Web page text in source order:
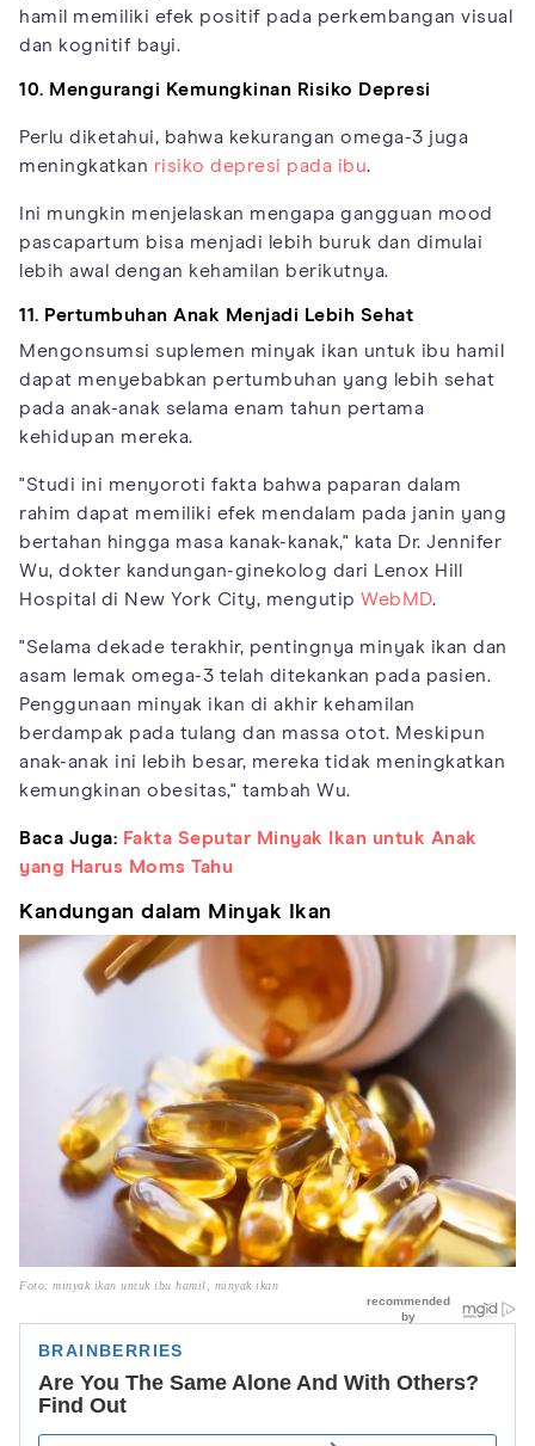
hamil memiliki efek positif pada perkembangan visual
dan kognitif bayi.
10. Mengurangi Kemungkinan Risiko Depresi
Perlu diketahui, bahwa kekurangan omega-3 juga
meningkatkan risiko depresi pada ibu.
Ini mungkin menjelaskan mengapa gangguan mood
pascapartum bisa menjadi lebih buruk dan dimulai
lebih awal dengan kehamilan berikutnya.
11. Pertumbuhan Anak Menjadi Lebih Sehat
Mengonsumsi suplemen minyak ikan untuk ibu hamil
dapat menyebabkan pertumbuhan yang lebih sehat
pada anak-anak selama enam tahun pertama
kehidupan mereka.
"Studi ini menyoroti fakta bahwa paparan dalam
rahim dapat memiliki efek mendalam pada janin yang
bertahan hingga masa kanak-kanak," kata Dr. Jennifer
Wu, dokter kandungan-ginekolog dari Lenox Hill
Hospital di New York City, mengutip WebMD.
"Selama dekade terakhir, pentingnya minyak ikan dan
asam lemak omega-3 telah ditekankan pada pasien.
Penggunaan minyak ikan di akhir kehamilan
berdampak pada tulang dan massa otot. Meskipun
anak-anak ini lebih besar, mereka tidak meningkatkan
kemungkinan obesitas," tambah Wu.
Baca Juga: Fakta Seputar Minyak Ikan untuk Anak
yang Harus Moms Tahu
Kandungan dalam Minyak Ikan
Foto: minyak ikan untuk ibu hamil, minyak ikan